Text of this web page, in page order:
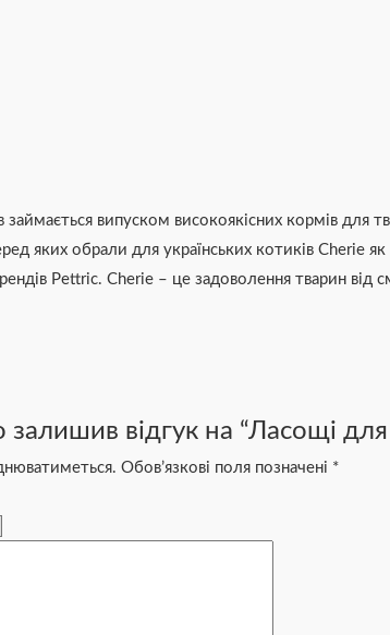
випуском високоякісних кормів
яких обрали для українських котиків
Pettric. Cherie – це задоволення тварин
відгук на “Ласощі
Обов’язкові поля позначені *